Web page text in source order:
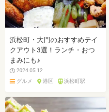
浜松町・大門のおすすめテイ
クアウト3選！ランチ・おつ
まみにも♪
2024.05.12
グルメ
港区 浜松町駅